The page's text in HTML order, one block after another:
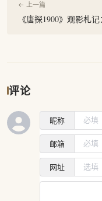
← 上一篇
《唐探1900》观影札
评论
昵称
邮箱
网址